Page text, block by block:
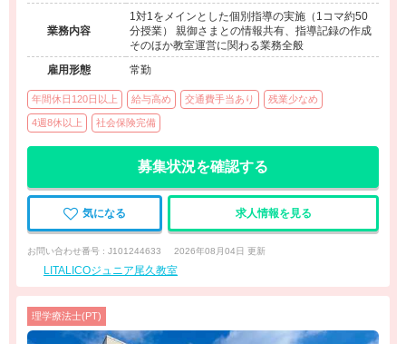
業務内容
1対1をメインとした個別指導の実施（1コマ約50
分授業） 親御さまとの情報共有、指導記録の作成
そのほか教室運営に関わる業務全般
雇用形態
常勤
年間休日120日以上 給与高め 交通費手当あり 残業少なめ
4週8休以上 社会保険完備
募集状況を確認する
気になる 求人情報を見る
お問い合わせ番号 : J101244633 2026年08月04日 更新
LITALICOジュニア尾久教室
理学療法士(PT)